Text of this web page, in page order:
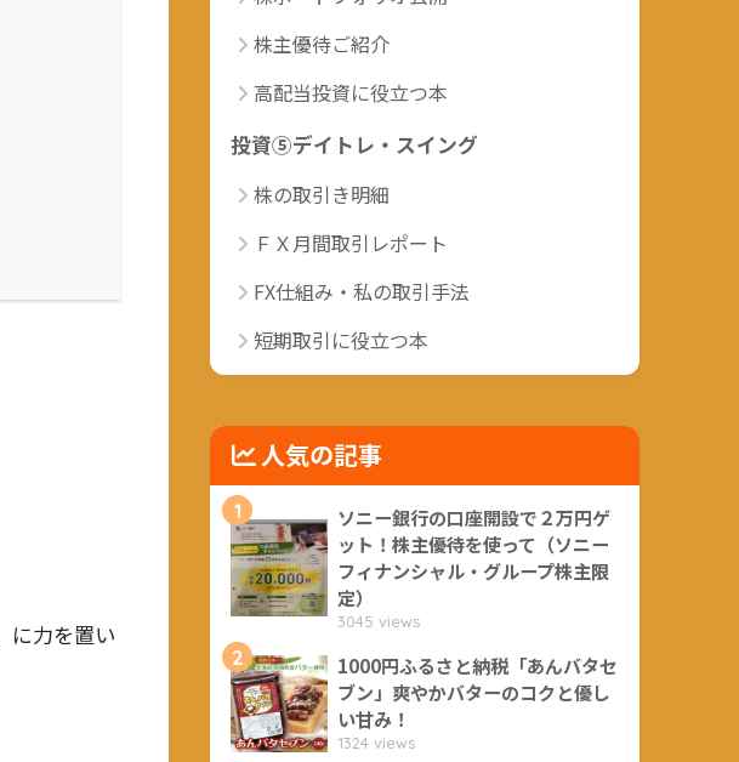
に力を置い
株主優待ご紹介
高配当投資に役立つ本
投資⑤デイトレ・スイング
株の取引き明細
ＦＸ月間取引レポート
FX仕組み・私の取引手法
短期取引に役立つ本
人気の記事
1
ソニー銀行の口座開設で２万円ゲ
ット！株主優待を使って（ソニー
フィナンシャル・グループ株主限
定）
3045 views
2
1000円ふるさと納税「あんバタセ
ブン」爽やかバターのコクと優し
い甘み！
1324 views